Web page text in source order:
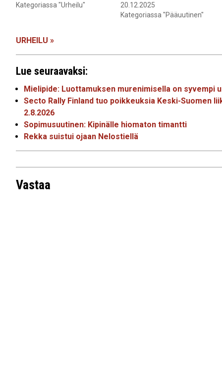
Kategoriassa "Urheilu"
20.12.2025
Kategoriassa "Pääuutinen"
URHEILU »
Lue seuraavaksi:
Mielipide: Luottamuksen murenimisella on syvempi
Secto Rally Finland tuo poikkeuksia Keski-Suomen
2.8.2026
Sopimusuutinen: Kipinälle hiomaton timantti
Rekka suistui ojaan Nelostiellä
Vastaa